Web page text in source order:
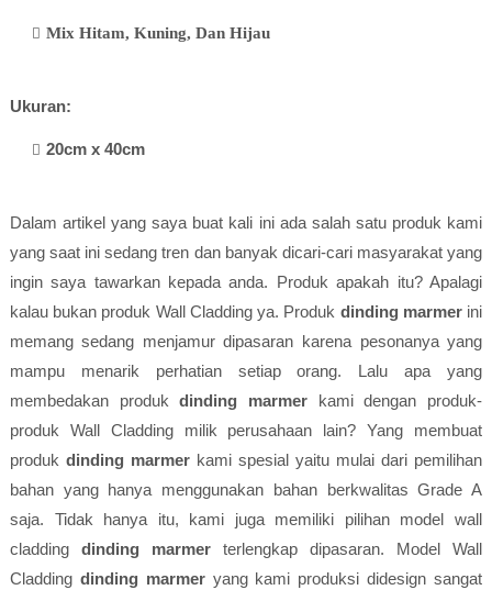
Mix Hitam, Kuning, Dan Hijau
Ukuran:
20cm x 40cm
Dalam artikel yang saya buat kali ini ada salah satu produk kami
yang saat ini sedang tren dan banyak dicari-cari masyarakat yang
ingin saya tawarkan kepada anda. Produk apakah itu? Apalagi
kalau bukan produk Wall Cladding ya. Produk dinding marmerini
memang sedang menjamur dipasaran karena pesonanya yang
mampu menarik perhatian setiap orang. Lalu apa yang
membedakan produkdinding marmer kami dengan produk-
produk Wall Cladding milik perusahaan lain? Yang membuat
produk dinding marmerkami spesial yaitu mulai dari pemilihan
bahan yang hanya menggunakan bahan berkwalitas Grade A
saja. Tidak hanya itu, kami juga memiliki pilihan model wall
cladding dinding marmerterlengkap dipasaran. Model Wall
Cladding dinding marmeryang kami produksi didesign sangat